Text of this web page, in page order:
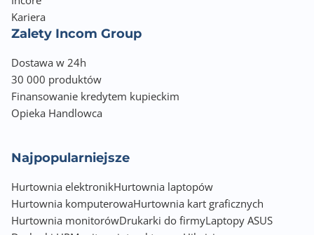
Kariera
Zalety Incom Group
Dostawa w 24h
30 000 produktów
Finansowanie kredytem kupieckim
Opieka Handlowca
Najpopularniejsze
Hurtownia elektronikHurtownia laptopów
Hurtownia komputerowaHurtownia kart graficznych
Hurtownia monitorówDrukarki do firmyLaptopy ASUS